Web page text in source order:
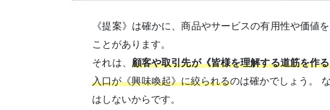
《提案》は確かに、商品やサービスの有用性や価値
ことがあります。
それは、 顧客や取引先が《皆様を理解する道筋を作
入口が《興味喚起》に絞られるのは確かでしょう。
はしないからです。